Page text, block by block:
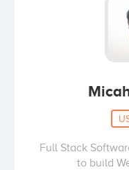
Full Stack
to build